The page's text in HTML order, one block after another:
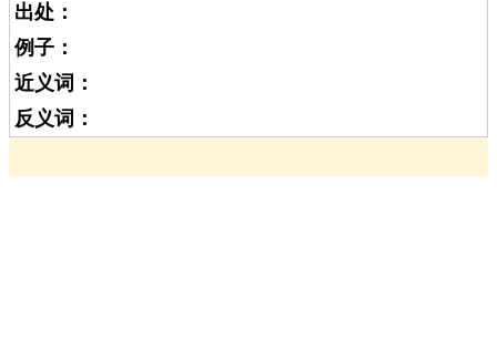
出处：
例子：
近义词：
反义词：